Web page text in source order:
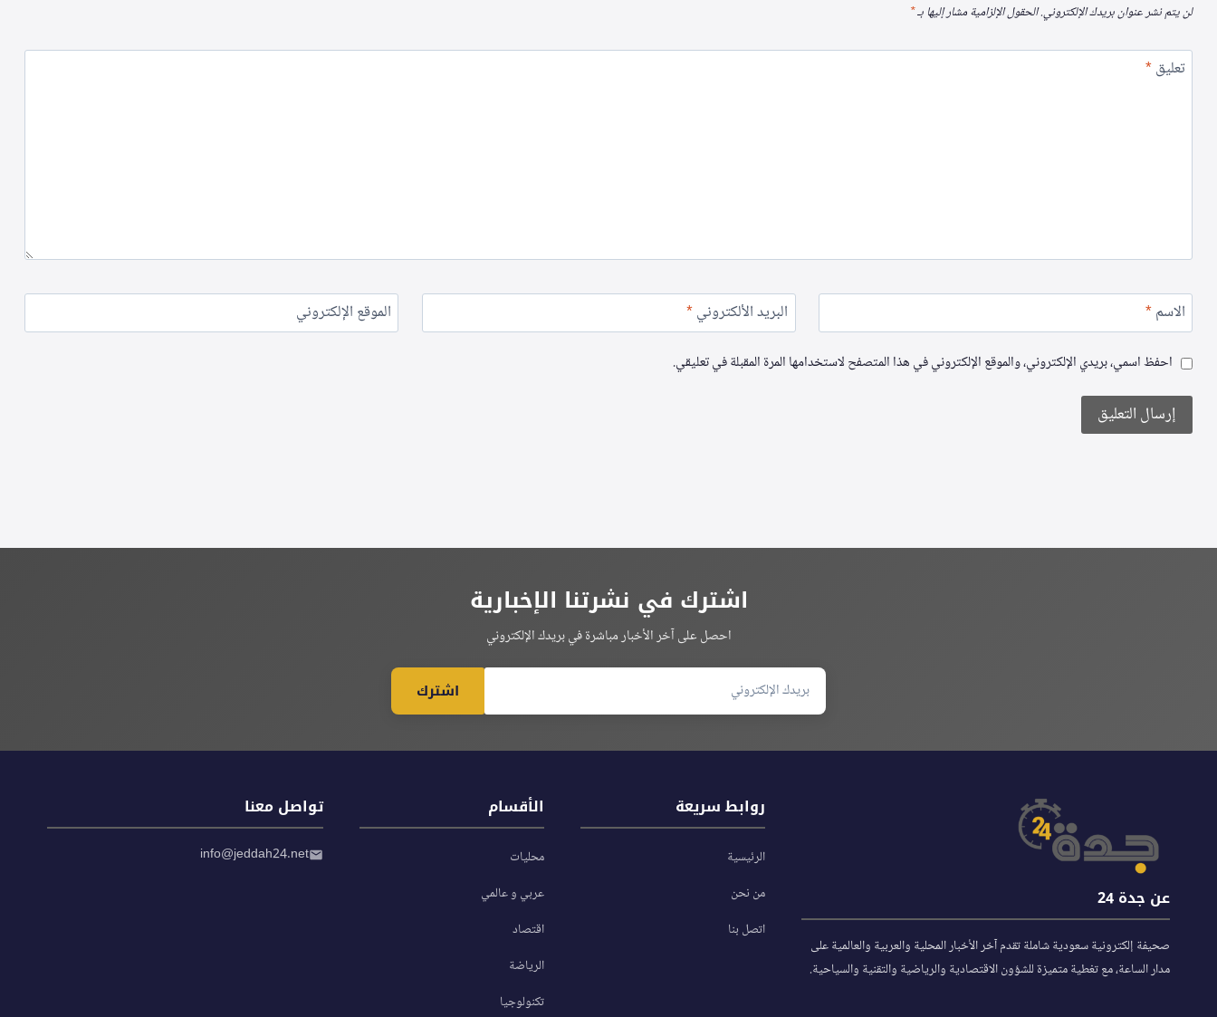
لن يتم نشر عنوان بريدك الإلكتروني.الحقول الإلزامية مشار إليها بـ*
تعليق*
الاسم* البريد الألكتروني* الموقع الإلكتروني
احفظ اسمي، بريدي الإلكتروني، والموقع الإلكتروني في هذا المتصفح لاستخدامها المرة المقبلة في تعليقي.
اشترك في نشرتنا الإخبارية
احصل على آخر الأخبار مباشرة في بريدك الإلكتروني
اشترك
عن جدة 24
صحيفة إلكترونية سعودية شاملة تقدم آخر الأخبار المحلية والعربية والعالمية على
مدار الساعة، مع تغطية متميزة للشؤون الاقتصادية والرياضية والتقنية والسياحية.
روابط سريعة
الرئيسية
من نحن
اتصل بنا
الأقسام
محليات
عربي و عالمي
اقتصاد
الرياضة
تكنولوجيا
تواصل معنا
info@jeddah24.net